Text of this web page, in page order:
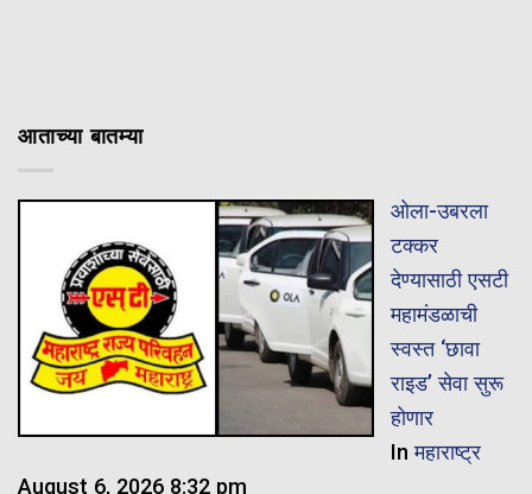
आताच्या बातम्या
ओला-उबरला
टक्कर
देण्यासाठी एसटी
महामंडळाची
स्वस्त ‘छावा
राइड’ सेवा सुरू
होणार
Inमहाराष्ट्र
August 6, 2026 8:32 pm